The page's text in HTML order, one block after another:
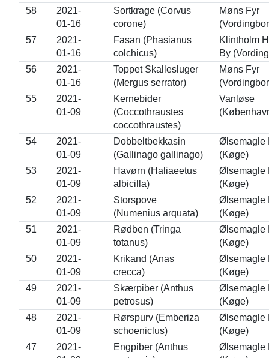
58
2021-
01-16
Sortkrage (Corvus
corone)
Møns Fyr
57
2021-
01-16
Fasan (Phasianus
colchicus)
Klintholm
By
56
2021-
01-16
Toppet Skallesluger
(Mergus serrator)
Møns Fyr
55
2021-
01-09
Kernebider
(Coccothraustes
coccothraustes)
Vanløse
54
2021-
01-09
Dobbeltbekkasin
(Gallinago gallinago)
Ølsemagle
(Køge)
53
2021-
01-09
Havørn (Haliaeetus
albicilla)
Ølsemagle
(Køge)
52
2021-
01-09
Storspove
(Numenius arquata)
Ølsemagle
(Køge)
51
2021-
01-09
Rødben (Tringa
totanus)
Ølsemagle
(Køge)
50
2021-
01-09
Krikand (Anas
crecca)
Ølsemagle
(Køge)
49
2021-
01-09
Skærpiber (Anthus
petrosus)
Ølsemagle
(Køge)
48
2021-
01-09
Rørspurv (Emberiza
schoeniclus)
Ølsemagle
(Køge)
47
2021-
Engpiber (Anthus
Ølsemagle